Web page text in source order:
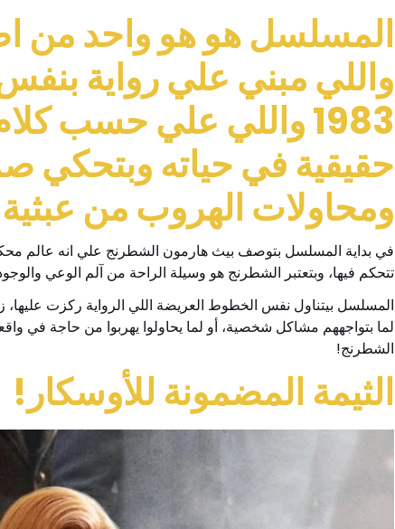
المسلسل هو هو واحد من
واللي مبني علي رواية
1983 واللي علي حسب
حقيقية في حياته وبتحكي
ومحاولات الهروب من عبثية
في بداية المسلسل بتوصف بيث هارمون الشطرنج علي انه عالم
تتحكم فيها، وبتعتبر الشطرنج هو وسيلة الراحة من آلم الوعي
المسلسل بيتناول نفس الخطوط العريضة اللي الرواية ركزت عليها،
لما بتواجههم مشاكل شخصية، أو لما يحاولوا يهربوا من حاجة
الشطرنج!
الثيمة المضمونة للأوسكار!